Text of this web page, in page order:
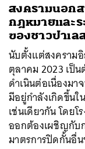
สงครามนอกส
กฎหมายและ
ของชาวปาเล
นับตั้งแต่สงครามอิ
ตุลาคม 2023 เป็
ดำเนินต่อเนื่องม
มีอยู่กำลังเกิดขึ้นใ
เช่นเดียวกัน โดย
ออกต้องเผชิญกับ
มาตรการปิดกั้นอื่น